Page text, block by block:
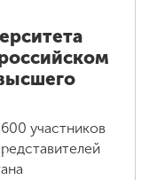
участников